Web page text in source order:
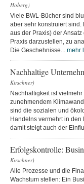
Hoberg)
Viele BWL-Bücher sind
aber sehr konstruiert
aus der Praxis) der
Praxis darzustellen, zu
Die Geschehnisse... mehr
Nachhaltige
Kirschner)
Nachhaltigkeit ist
zunehmendem
sind die sozialen und
Handelns vermehrt in den
damit steigt auch der
Erfolgskontrolle:
Kirschner)
Alle Prozesse und die
Wachstum stellen: Ein